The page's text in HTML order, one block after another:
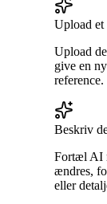
Upload et
Upload
give en
reference.
Beskriv
Fortæl AI
ændres,
eller